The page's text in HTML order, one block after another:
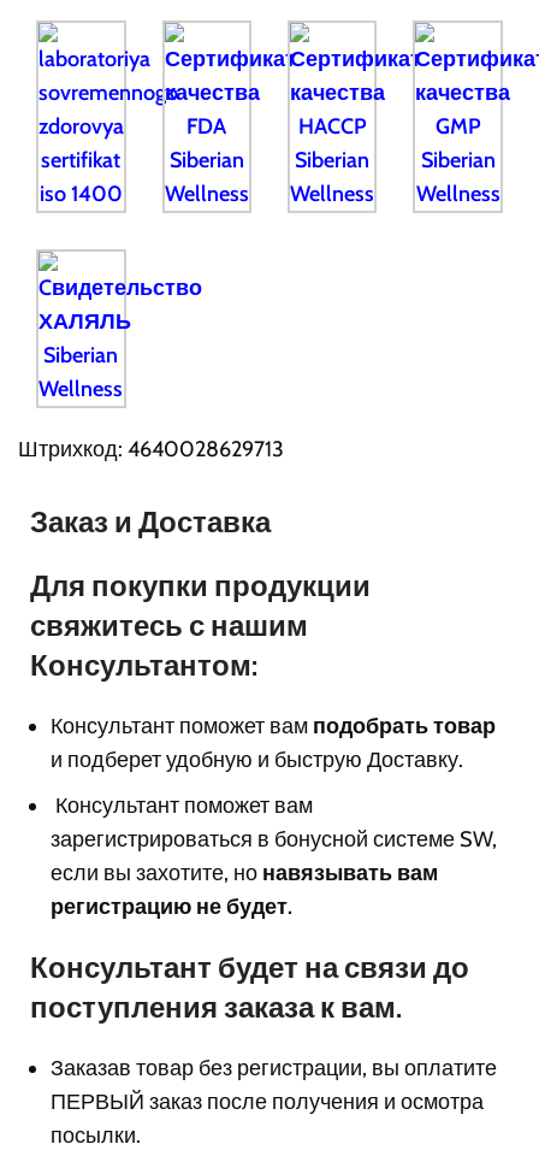
Штрихкод: 4640028629713
Заказ и Доставка
Для покупки продукции
свяжитесь с нашим
Консультантом:
Консультант поможет вам подобрать товар
и подберет удобную и быструю Доставку.
Консультант поможет вам
зарегистрироваться в бонусной системе SW,
если вы захотите, но навязывать вам
регистрацию не будет.
Консультант будет на связи до
поступления заказа к вам.
Заказав товар без регистрации, вы оплатите
ПЕРВЫЙ заказ после получения и осмотра
посылки.